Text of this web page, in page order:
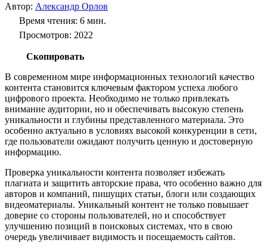
Автор: Александр Орлов
Время чтения: 6 мин.
Просмотров: 2022
Скопировать
В современном мире информационных технологий качество
контента становится ключевым фактором успеха любого
цифрового проекта. Необходимо не только привлекать
внимание аудитории, но и обеспечивать высокую степень
уникальности и глубины представленного материала. Это
особенно актуально в условиях высокой конкуренции в сети,
где пользователи ожидают получить ценную и достоверную
информацию.
Проверка уникальности контента позволяет избежать
плагиата и защитить авторские права, что особенно важно для
авторов и компаний, пишущих статьи, блоги или создающих
видеоматериалы. Уникальный контент не только повышает
доверие со стороны пользователей, но и способствует
улучшению позиций в поисковых системах, что в свою
очередь увеличивает видимость и посещаемость сайтов.